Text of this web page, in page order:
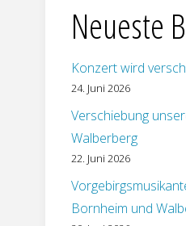
Neueste
Konzert wird
24. Juni 2026
Verschiebung
Walberberg
22. Juni 2026
Bornheim und